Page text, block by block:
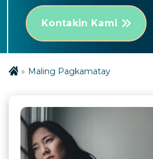
Kontakin Kami
Maling Pagkamatay